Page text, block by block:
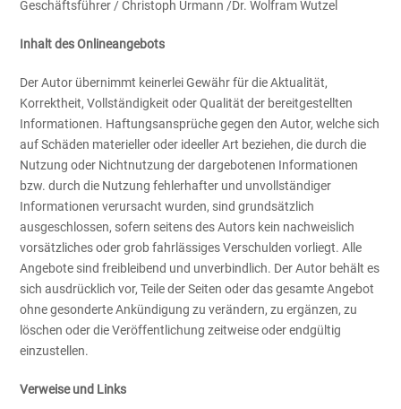
Geschäftsführer / Christoph Urmann /Dr. Wolfram Wutzel
Inhalt des Onlineangebots
Der Autor übernimmt keinerlei Gewähr für die Aktualität,
Korrektheit, Vollständigkeit oder Qualität der bereitgestellten
Informationen. Haftungsansprüche gegen den Autor, welche sich
auf Schäden materieller oder ideeller Art beziehen, die durch die
Nutzung oder Nichtnutzung der dargebotenen Informationen
bzw. durch die Nutzung fehlerhafter und unvollständiger
Informationen verursacht wurden, sind grundsätzlich
ausgeschlossen, sofern seitens des Autors kein nachweislich
vorsätzliches oder grob fahrlässiges Verschulden vorliegt. Alle
Angebote sind freibleibend und unverbindlich. Der Autor behält es
sich ausdrücklich vor, Teile der Seiten oder das gesamte Angebot
ohne gesonderte Ankündigung zu verändern, zu ergänzen, zu
löschen oder die Veröffentlichung zeitweise oder endgültig
einzustellen.
Verweise und Links